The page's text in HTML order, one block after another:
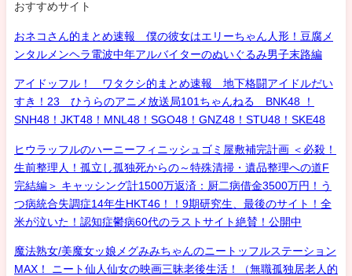
おすすめサイト
おネコさん的まとめ速報 僕の彼女はエリーちゃん人形！豆腐メ
ンタルメンヘラ電波中年アルバイターのぬいぐるみ男子末路編
アイドッフル！ ワタクシ的まとめ速報 地下格闘アイドルだい
すき！23 ひうらのアニメ放送局101ちゃんねる BNK48 ！
SNH48！JKT48！MNL48！SGO48！GNZ48！STU48！SKE48
ヒウラッフルのハーニーフィニッシュゴミ屋敷補完計画 ＜必殺！
生前整理人！孤立し孤独死からの～特殊清掃・遺品整理への道F
完結編＞ キャッシング計1500万返済：厨二病借金3500万円！う
つ病統合失調症14年生HKT46！！9期研究生、最後のサイト！全
米が泣いた！認知症鬱病60代のラストサイト絶賛！公開中
魔法熟女/美魔女ッ娘メグみみちゃんのニートッフルステーション
MAX！ ニート仙人仙女の映画三昧老後生活！（無職孤独居老人的